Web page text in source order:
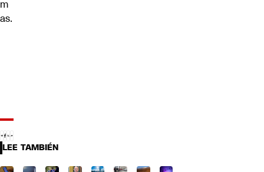
m
as.
LEE TAMBIÉN